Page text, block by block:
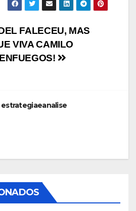
FALECEU, MAS
VIVA CAMILO
estrategiaeanalise